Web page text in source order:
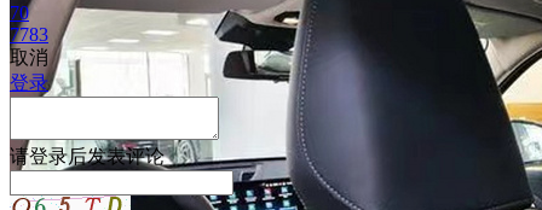
70
7783
取消
登录
请登录后发表评论